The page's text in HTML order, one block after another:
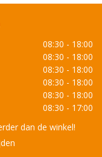
08:30 - 18:00
08:30 - 18:00
08:30 - 18:00
08:30 - 18:00
08:30 - 18:00
08:30 - 17:00
dan de winkel!